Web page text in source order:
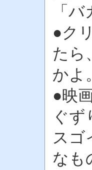
「
●ク
たら
かよ
●映
ぐ
スゴ
なも